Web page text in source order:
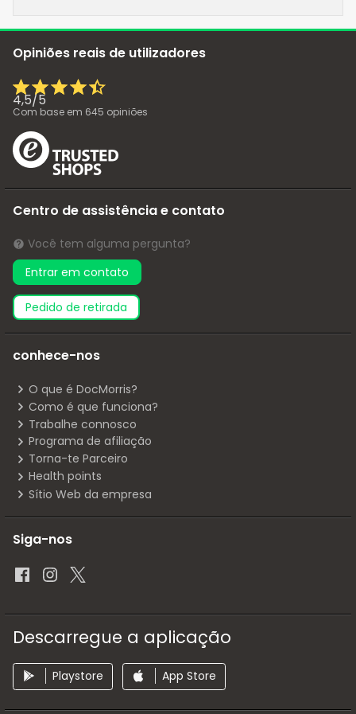
Opiniões reais de utilizadores
4,5/5
Com base em 645 opiniões
Centro de assistência e contato
Você tem alguma pergunta?
Entrar em contato
pedido de retirada
conhece-nos
O que é DocMorris?
Como é que funciona?
Trabalhe connosco
Programa de afiliação
Torna-te Parceiro
Health points
Sítio Web da empresa
Siga-nos
Descarregue a aplicação
Playstore App Store